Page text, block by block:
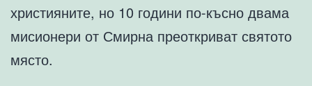
християните, но 10 години по-късно двама
мисионери от Смирна преоткриват святото
място.